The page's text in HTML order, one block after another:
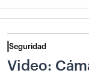
Seguridad
Video: